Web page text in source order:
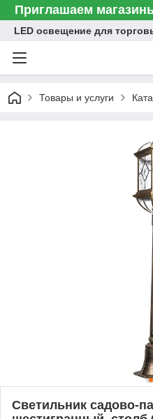
Приглашаем
LED освещение для
Товары и услуги
Светильник садово-